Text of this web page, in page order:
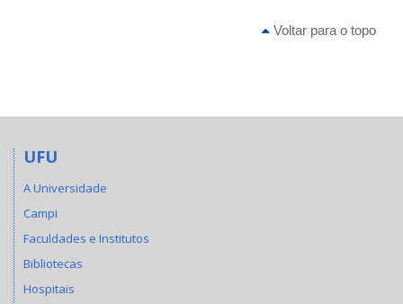
Voltar para o topo
UFU
A Universidade
Campi
Faculdades e Institutos
Bibliotecas
Hospitais